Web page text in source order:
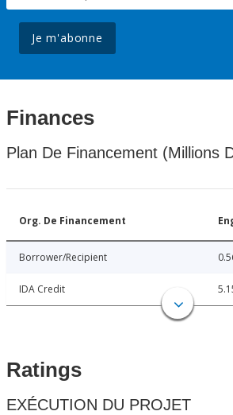
Je m'abonne
Finances
Plan De Financement (Millions
Org. De Financement
Borrower/Recipient
IDA Credit
Ratings
EXÉCUTION DU PROJET